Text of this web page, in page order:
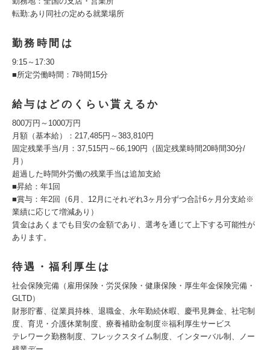
転勤:あり同社の定める就業場所
勤務時間は
9:15～17:30
■所定労働時間：7時間15分
給与はどのくらい貰えるか
800万円～1000万円
月額（基本給）：217,485円～383,810円
固定残業手当/月：37,515円～66,190円（固定残業時間20時間30分/
月）
超過した時間外労働の残業手当は追加支給
■昇給：年1回
■賞与：年2回（6月、12月にそれぞれ3ヶ月分ずつ合計6ヶ月分支給※
業績に応じて増減あり）
賃金はあくまでも目安の金額であり、選考を通じて上下する可能性が
あります。
待遇・福利厚生は
社会保険完備（雇用保険・労災保険・健康保険・厚生年金保険完備・
GLTD）
財形貯蓄、従業員持株、退職金、永年勤続休暇、慶弔見舞金、社宅制
度、育児・介護休業制度、療養補助金制度※福利厚生サービス
テレワーク勤務制度、フレックスタイム制度、インターバル制、ノー